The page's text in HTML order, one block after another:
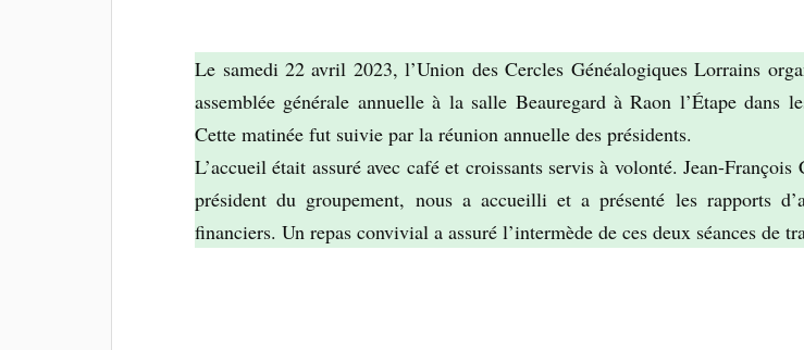
Le samedi 22 avril 2023, l’Union des Cercles Généalogiques Lorrains
assemblée générale annuelle à la salle Beauregard à Raon l’Étape dans
Cette matinée fut suivie par la réunion annuelle des présidents.
L’accueil était assuré avec café et croissants servis à volonté. Jean-François
président du groupement, nous a accueilli et a présenté les rapports
financiers. Un repas convivial a assuré l’intermède de ces deux séances de